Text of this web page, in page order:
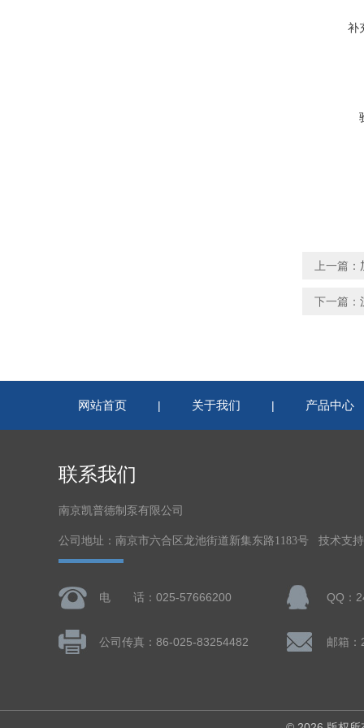
补
上一篇：
下一篇：
网站首页 | 关于我们 | 产品中心
联系我们
南京凯普德制泵有限公司
公司地址：南京市六合区龙池街道新集东路1183号 技术支持
电 话：025-57666200 QQ：
公司传真：86-025-83254482 邮箱